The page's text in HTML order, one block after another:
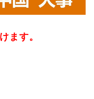
ます。